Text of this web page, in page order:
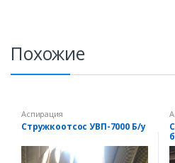
Похожие
Аспирация
Стружкоотсос УВП-7000 Б/у